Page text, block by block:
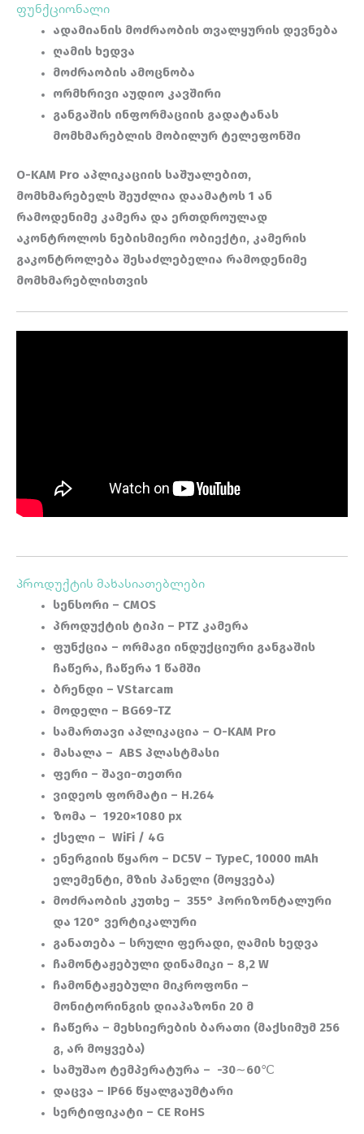
ფუნქციონალი
ადამიანის მოძრაობის თვალყურის დევნება
ღამის ხედვა
მოძრაობის ამოცნობა
ორმხრივი აუდიო კავშირი
განგაშის ინფორმაციის გადატანას
მომხმარებლის მობილურ ტელეფონში
O-KAM Pro აპლიკაციის საშუალებით,
მომხმარებელს შეუძლია დაამატოს 1 ან
რამოდენიმე კამერა და ერთდროულად
აკონტროლოს ნებისმიერი ობიექტი, კამერის
გაკონტროლება შესაძლებელია რამოდენიმე
მომხმარებლისთვის
პროდუქტის მახასიათებლები
სენსორი – CMOS
პროდუქტის ტიპი – PTZ კამერა
ფუნქცია – ორმაგი ინდუქციური განგაშის
ჩაწერა, ჩაწერა 1 წამში
ბრენდი – VStarcam
მოდელი – BG69-TZ
სამართავი აპლიკაცია – O-KAM Pro
მასალა – ABS პლასტმასი
ფერი – შავი-თეთრი
ვიდეოს ფორმატი – H.264
ზომა – 1920×1080 px
ქსელი – WiFi / 4G
ენერგიის წყარო – DC5V – TypeC, 10000 mAh
ელემენტი, მზის პანელი (მოყვება)
მოძრაობის კუთხე – 355° ჰორიზონტალური
და 120° ვერტიკალური
განათება – სრული ფერადი, ღამის ხედვა
ჩამონტაჟებული დინამიკი – 8,2 W
ჩამონტაჟებული მიკროფონი –
მონიტორინგის დიაპაზონი 20 მ
ჩაწერა – მეხსიერების ბარათი (მაქსიმუმ 256
გ, არ მოყვება)
სამუშაო ტემპერატურა – -30∼60℃
დაცვა – IP66 წყალგაუმტარი
სერტიფიკატი – CE RoHS